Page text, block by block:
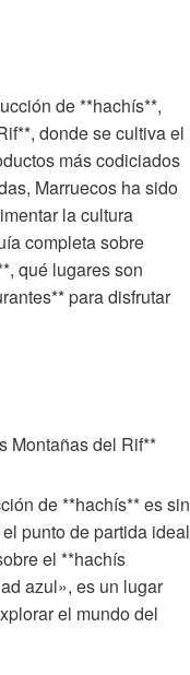
de **hachís**,
donde se cultiva el
más codiciados
Marruecos ha sido
la cultura
completa sobre
qué lugares son
para disfrutar
Montañas del Rif**
de **hachís** es sin
punto de partida ideal
el **hachís
azul», es un lugar
el mundo del